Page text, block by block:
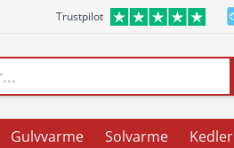
Trustpilot
Gulvvarme Solvarme Kedler